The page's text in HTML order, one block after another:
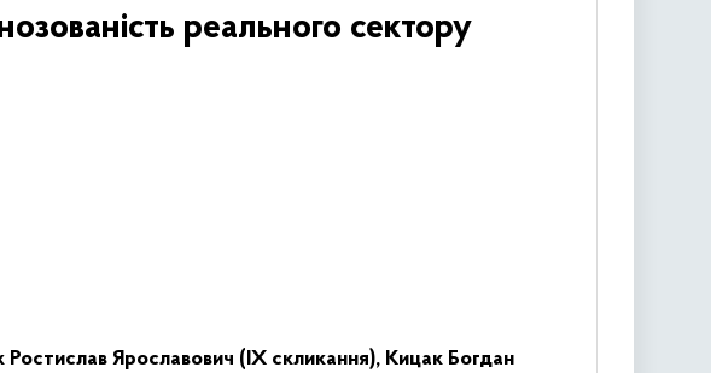
реального сектору
Ростислав Ярославович (IX скликання), Кицак Богдан